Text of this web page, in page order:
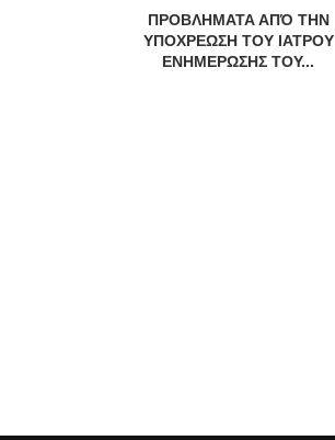
ΠΡΟΒΛΗΜΑΤΑ ΑΠΌ ΤΗΝ
ΥΠΟΧΡΕΩΣΗ ΤΟΥ ΙΑΤΡΟΥ
ΕΝΗΜΕΡΩΣΗΣ ΤΟΥ...